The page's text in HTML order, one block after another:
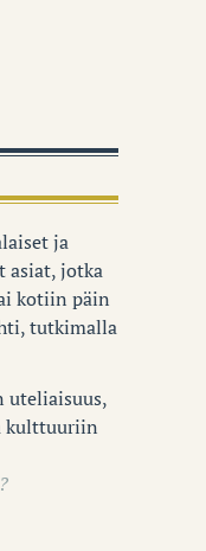
ja
asiat, jotka
kotiin päin
tutkimalla
uteliaisuus,
kulttuuriin